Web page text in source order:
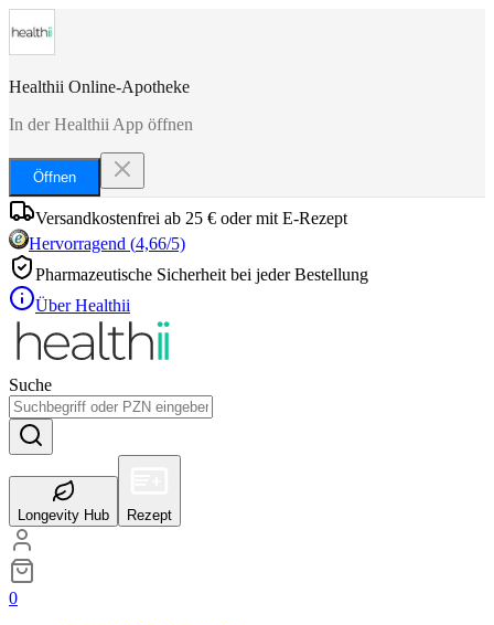
Healthii Online-Apotheke
In der Healthii App öffnen
Öffnen
Versandkostenfrei ab 25 € oder mit E-Rezept
Hervorragend (4,66/5)
Pharmazeutische Sicherheit bei jeder Bestellung
Über Healthii
Suche
Longevity Hub Rezept
0